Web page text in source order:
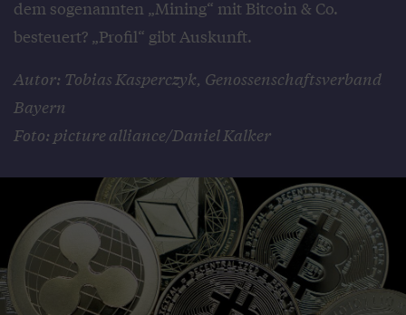
dem sogenannten „Mining“ mit Bitcoin & Co.
besteuert? „Profil“ gibt Auskunft.
Autor: Tobias Kasperczyk, Genossenschaftsverband
Bayern
Foto: picture alliance/Daniel Kalker